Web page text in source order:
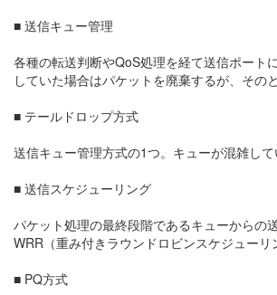
■ 送信キュー管理
各種の転送判断やQoS処理を経て送信ポート
していた場合はパケットを廃棄するが、そ
■ テールドロップ方式
送信キュー管理方式の1つ。キューが混雑し
■ 送信スケジューリング
パケット処理の最終段階であるキューからの
WRR（重み付きラウンドロビンスケジュー
■ PQ方式